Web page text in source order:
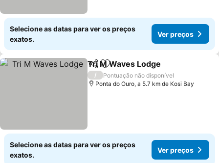
Selecione as datas para ver os preços
exatos.
Ver preços
PartilharAdicionar aos favoritos
Tri M Waves Lodge
/
Pontuação não disponível
Ponta do Ouro, a 5.7 km de Kosi Bay
Selecione as datas para ver os preços
exatos.
Ver preços